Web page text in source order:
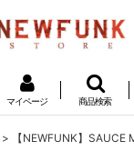
マイページ 商品検索
> 【NEWFUNK】